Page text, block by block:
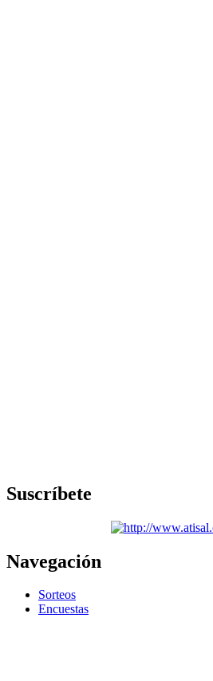
Suscríbete
Navegación
Sorteos
Encuestas